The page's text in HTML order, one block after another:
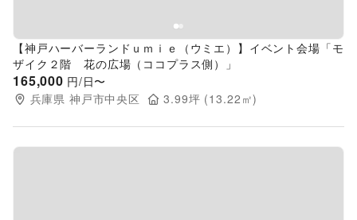
【神戸ハーバーランドｕｍｉｅ（ウミエ）】イベント会場「モ
ザイク２階 花の広場（ココプラス側）」
165,000 円/日〜
兵庫県 神戸市中央区 3.99坪 (13.22 ㎡)